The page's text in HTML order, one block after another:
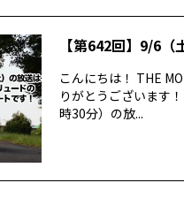
【第642回】9/6（
こんにちは！ THE
りがとうございます
時30分）の放...